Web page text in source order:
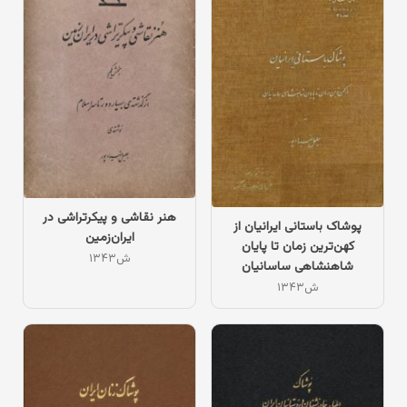
پوشاک باستانی ایرانیان از
کهن‌ترین زمان تا پایان
شاهنشاهی ساسانیان
۱۳۴۳ش
هنر نقاشی و پیکرتراشی در
ایران‌زمین
۱۳۴۳ش